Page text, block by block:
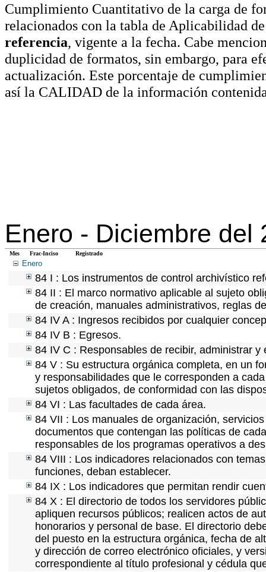
Cumplimiento Cuantitativo de la carga de
relacionados con la tabla de Aplicabilidad
referencia, vigente a la fecha. Cabe
duplicidad de formatos, sin embargo, para
actualización. Este porcentaje de
así la CALIDAD de la información
Enero - Diciembre del
Mes Frac-Inciso Registrado
Enero
84 I : Los instrumentos de control archivístico
84 II : El marco normativo aplicable al sujeto
de creación, manuales administrativos, reglas
84 IV A : Ingresos recibidos por cualquier
84 IV B : Egresos.
84 IV C : Responsables de recibir, administrar y
84 V : Su estructura orgánica completa, en un
y responsabilidades que le corresponden a
sujetos obligados, de conformidad con las
84 VI : Las facultades de cada área.
84 VII : Los manuales de organización,
documentos que contengan las políticas de
responsables de los programas operativos a
84 VIII : Los indicadores relacionados con
funciones, deban establecer.
84 IX : Los indicadores que permitan rendir
84 X : El directorio de todos los servidores
apliquen recursos públicos; realicen actos de
honorarios y personal de base. El directorio
del puesto en la estructura orgánica, fecha de
y dirección de correo electrónico oficiales, y
correspondiente al título profesional y cédula